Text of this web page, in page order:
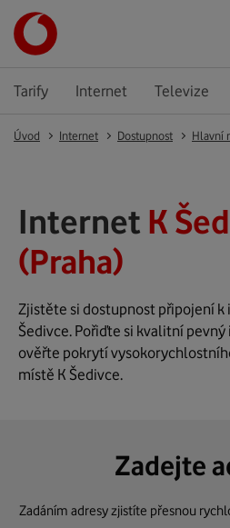
Tarify Internet Televize
Úvod Internet Dostupnost Hlavní
Internet K
(Praha)
Zjistěte si dostupnost připojení k
Šedivce. Pořiďte si kvalitní
ověřte pokrytí
místě K Šedivce.
Zadejte
Zadáním adresy zjistíte přesnou